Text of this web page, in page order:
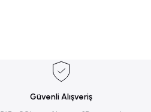
Güvenli Alışveriş